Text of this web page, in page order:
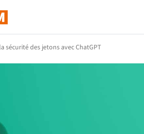
sécurité des jetons avec ChatGPT